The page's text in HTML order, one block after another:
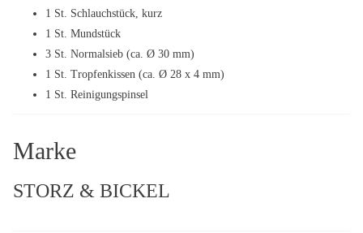
1 St. Schlauchstück, kurz
1 St. Mundstück
3 St. Normalsieb (ca. Ø 30 mm)
1 St. Tropfenkissen (ca. Ø 28 x 4 mm)
1 St. Reinigungspinsel
Marke
STORZ & BICKEL